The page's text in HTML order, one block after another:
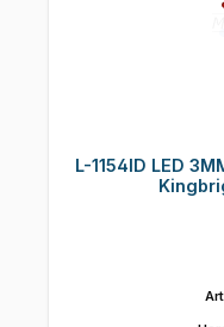
L-1154ID LED